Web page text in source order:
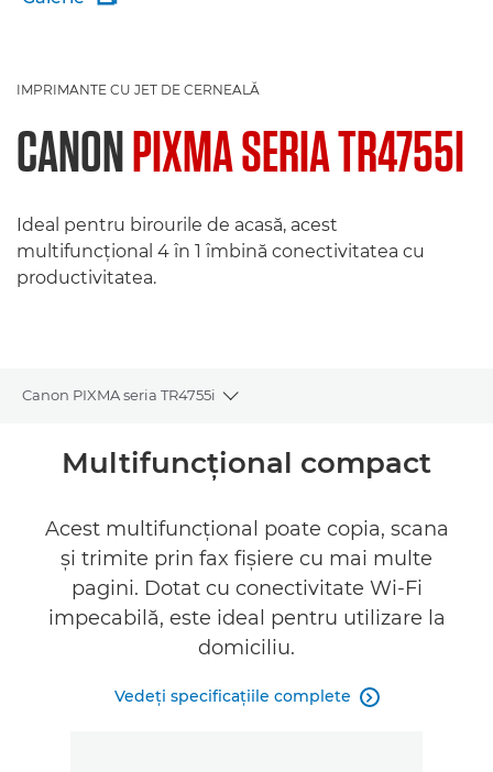
IMPRIMANTE CU JET DE CERNEALĂ
CANONPIXMA SERIA TR4755I
Ideal pentru birourile de acasă, acest
multifuncţional 4 în 1 îmbină conectivitatea cu
productivitatea.
Canon PIXMA seria TR4755i
Toggle breadcrumbs
Prezentare generală
Asistenţă
Multifuncţional compact
Acest multifuncţional poate copia, scana
şi trimite prin fax fişiere cu mai multe
pagini. Dotat cu conectivitate Wi-Fi
impecabilă, este ideal pentru utilizare la
domiciliu.
Vedeţi specificaţiile complete 